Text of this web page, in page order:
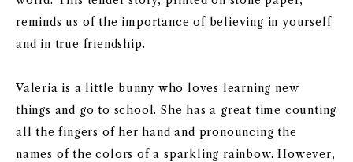
reminds us of the importance of believing in yourself
and in true friendship.
Valeria is a little bunny who loves learning new
things and go to school. She has a great time counting
all the fingers of her hand and pronouncing the
names of the colors of a sparkling rainbow. However,